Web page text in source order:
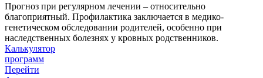
Прогноз при регулярном лечении – относительно
благоприятный. Профилактика заключается в медико-
генетическом обследовании родителей, особенно при
наследственных болезнях у кровных родственников.
Калькулятор
программ
Перейти